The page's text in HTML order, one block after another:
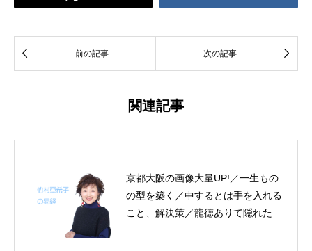
 前の記事 次の記事 
関連記事
京都大阪の画像大量UP!／一生もの
の型を築く／中するとは手を入れる
こと、解決策／龍徳ありて隠れたる